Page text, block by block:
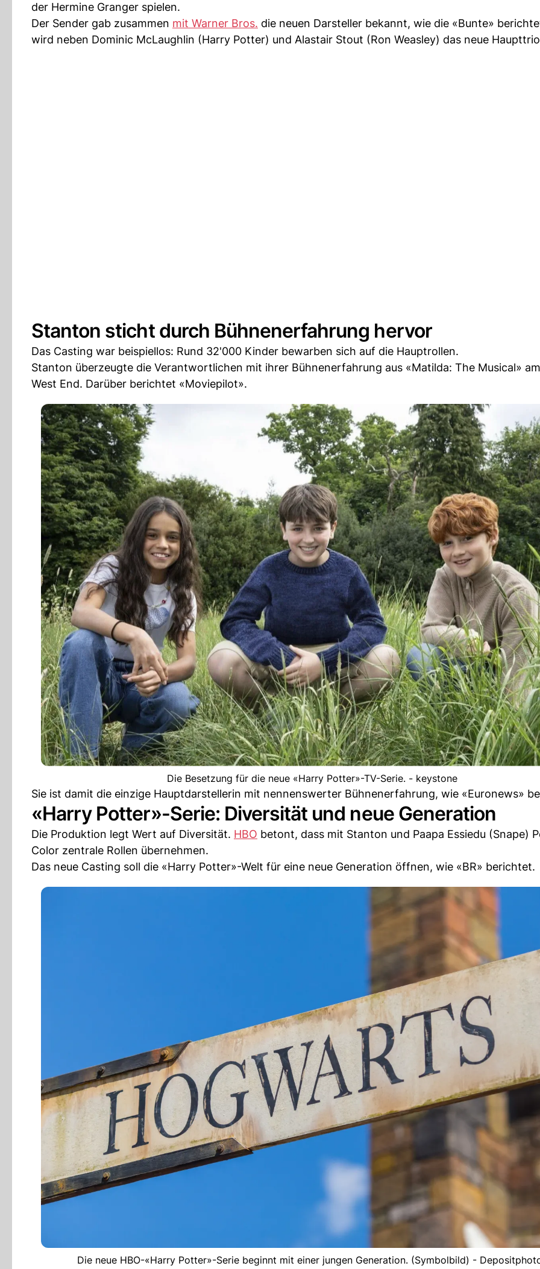
der Hermine Granger spielen.
Der Sender gab zusammen mit Warner Bros. die neuen Darsteller bekannt, wie die «Bunte»
wird neben Dominic McLaughlin (Harry Potter) und Alastair Stout (Ron Weasley) das neue
Stanton sticht durch Bühnenerfahrung hervor
Das Casting war beispiellos: Rund 32'000 Kinder bewarben sich auf die Hauptrollen.
Stanton überzeugte die Verantwortlichen mit ihrer Bühnenerfahrung aus «Matilda: The Musical»
West End. Darüber berichtet «Moviepilot».
Die Besetzung für die neue «Harry Potter»-TV-Serie. - keystone
Sie ist damit die einzige Hauptdarstellerin mit nennenswerter Bühnenerfahrung, wie «Euronews»
«Harry Potter»-Serie: Diversität und neue Generation
Die Produktion legt Wert auf Diversität. HBO betont, dass mit Stanton und Paapa Essiedu (Snape)
Color zentrale Rollen übernehmen.
Das neue Casting soll die «Harry Potter»-Welt für eine neue Generation öffnen, wie «BR» berichtet.
Die neue HBO-«Harry Potter»-Serie beginnt mit einer jungen Generation. (Symbolbild) -